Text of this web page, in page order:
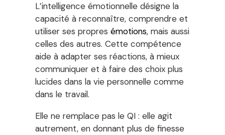
L’intelligence émotionnelle désigne la
capacité à reconnaître, comprendre et
utiliser ses propres émotions, mais aussi
celles des autres. Cette compétence
aide à adapter ses réactions, à mieux
communiquer et à faire des choix plus
lucides dans la vie personnelle comme
dans le travail.
Elle ne remplace pas le QI : elle agit
autrement, en donnant plus de finesse